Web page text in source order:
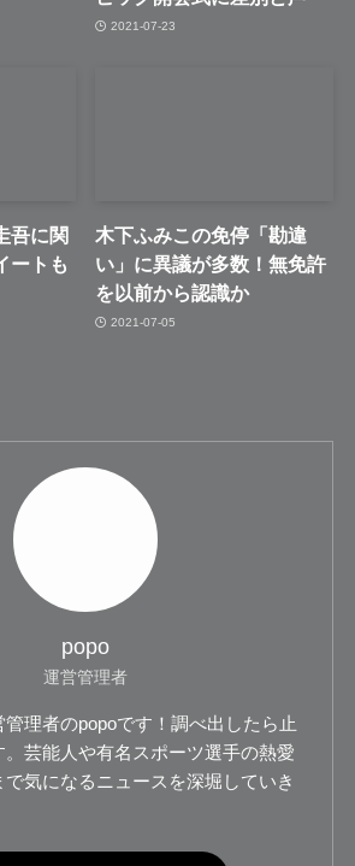
2021-07-23
吾に関
ートも
木下ふみこの免停「勘違
い」に異議が多数！無免許
を以前から認識か
2021-07-05
popo
運営管理者
理者のpopoです！調べ出したら止
。芸能人や有名スポーツ選手の熱愛
気になるニュースを深堀していき